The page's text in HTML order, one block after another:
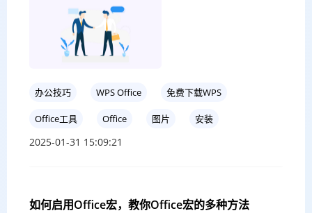
办公技巧 WPS Office 免费下载WPS
Office工具 Office 图片 安装
2025-01-31 15:09:21
如何启用Office宏，教你Office宏的多种方法